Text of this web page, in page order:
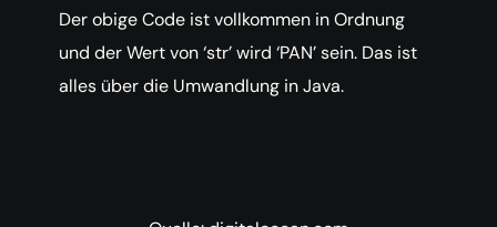
Der obige Code ist vollkommen in Ordnung
und der Wert von ‘str’ wird ‘PAN’ sein. Das ist
alles über die Umwandlung in Java.